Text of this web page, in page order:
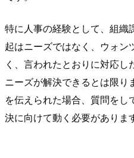
特に人事の経験として、組織
起はニーズではなく、ウォン
く、言われたとおりに対応
ニーズが解決できるとは限り
を伝えられた場合、質問を
決に向けて動く必要がありま